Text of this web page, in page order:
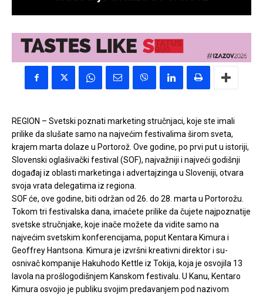
REGION – Svetski poznati marketing stručnjaci, koje ste imali
prilike da slušate samo na najvećim festivalima širom sveta,
krajem marta dolaze u Portorož. Ove godine, po prvi put u istoriji,
Slovenski oglašivački festival (SOF), najvažniji i najveći godišnji
događaj iz oblasti marketinga i advertajzinga u Sloveniji, otvara
svoja vrata delegatima iz regiona.
SOF će, ove godine, biti održan od 26. do 28. marta u Portorožu.
Tokom tri festivalska dana, imaćete prilike da čujete najpoznatije
svetske stručnjake, koje inače možete da vidite samo na
najvećim svetskim konferencijama, poput Kentara Kimura i
Geoffrey Hantsona. Kimura je izvršni kreativni direktor i su-
osnivač kompanije Hakuhodo Kettle iz Tokija, koja je osvojila 13
lavola na prošlogodišnjem Kanskom festivalu. U Kanu, Kentaro
Kimura osvojio je publiku svojim predavanjem pod nazivom